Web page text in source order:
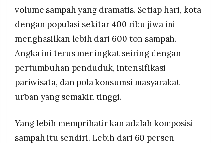
volume sampah yang dramatis. Setiap hari, kota
dengan populasi sekitar 400 ribu jiwa ini
menghasilkan lebih dari 600 ton sampah.
Angka ini terus meningkat seiring dengan
pertumbuhan penduduk, intensifikasi
pariwisata, dan pola konsumsi masyarakat
urban yang semakin tinggi.
Yang lebih memprihatinkan adalah komposisi
sampah itu sendiri. Lebih dari 60 persen